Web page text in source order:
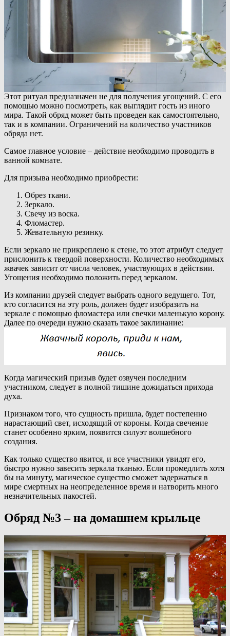
Этот ритуал предназначен не для получения угощений. С его
помощью можно посмотреть, как выглядит гость из иного
мира. Такой обряд может быть проведен как самостоятельно,
так и в компании. Ограничений на количество участников
обряда нет.
Самое главное условие – действие необходимо проводить в
ванной комнате.
Для призыва необходимо приобрести:
Обрез ткани.
Зеркало.
Свечу из воска.
Фломастер.
Жевательную резинку.
Если зеркало не прикреплено к стене, то этот атрибут следует
прислонить к твердой поверхности. Количество необходимых
жвачек зависит от числа человек, участвующих в действии.
Угощения необходимо положить перед зеркалом.
Из компании друзей следует выбрать одного ведущего. Тот,
кто согласится на эту роль, должен будет изобразить на
зеркале с помощью фломастера или свечки маленькую корону.
Далее по очереди нужно сказать такое заклинание:
Когда магический призыв будет озвучен последним
участником, следует в полной тишине дожидаться прихода
духа.
Признаком того, что сущность пришла, будет постепенно
нарастающий свет, исходящий от короны. Когда свечение
станет особенно ярким, появится силуэт волшебного
создания.
Как только существо явится, и все участники увидят его,
быстро нужно завесить зеркала тканью. Если промедлить хотя
бы на минуту, магическое существо сможет задержаться в
мире смертных на неопределенное время и натворить много
незначительных пакостей.
Обряд №3 – на домашнем крыльце